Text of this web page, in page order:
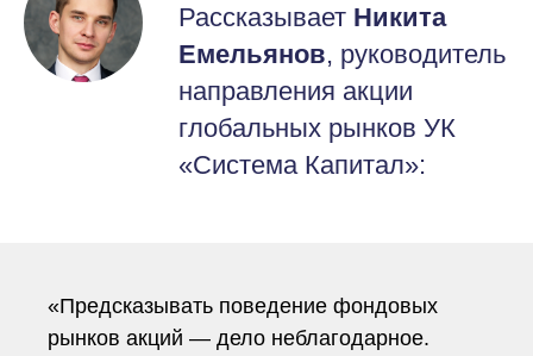
Рассказывает Никита
Емельянов, руководитель
направления акции
глобальных рынков УК
«Система Капитал»:
«Предсказывать поведение фондовых
рынков акций — дело неблагодарное.